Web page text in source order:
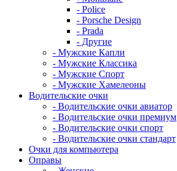
- Police
- Porsche Design
- Prada
- Другие
- Мужские Капли
- Мужские Классика
- Мужские Спорт
- Мужские Хамелеоны
Водительские очки
- Водительские очки авиатор
- Водительские очки премиум
- Водительские очки спорт
- Водительские очки стандарт
Очки для компьютера
Оправы